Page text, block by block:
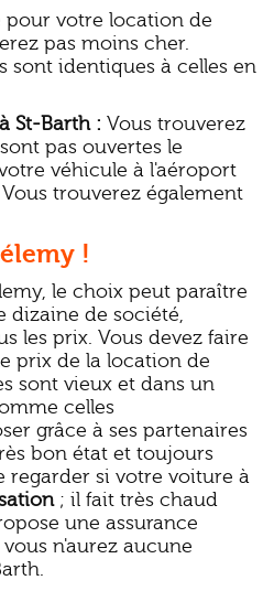
pour votre location de
pas moins cher.
sont identiques à celles en
St-Barth : Vous trouverez
pas ouvertes le
véhicule à l'aéroport
trouverez également
!
le choix peut paraître
dizaine de société,
les prix. Vous devez faire
prix de la location de
sont vieux et dans un
celles
grâce à ses partenaires
bon état et toujours
regarder si votre voiture à
; il fait très chaud
une assurance
n'aurez aucune